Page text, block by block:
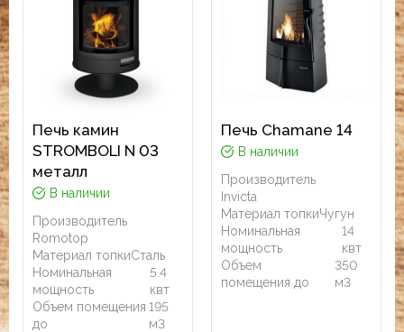
Печь камин
STROMBOLI N 03
металл
В наличии
Производитель
Romotop
Материал топкиСталь
Номинальная
мощность
5.4
квт
Объем помещения
до
195
м3
Печь Chamane 14
В наличии
Производитель
Invicta
Материал топкиЧугун
Номинальная
мощность
14
квт
Объем
помещения до
350
м3